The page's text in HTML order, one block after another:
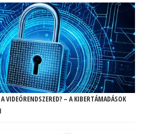
VIDEÓRENDSZERED? – A KIBERTÁMADÁSOK